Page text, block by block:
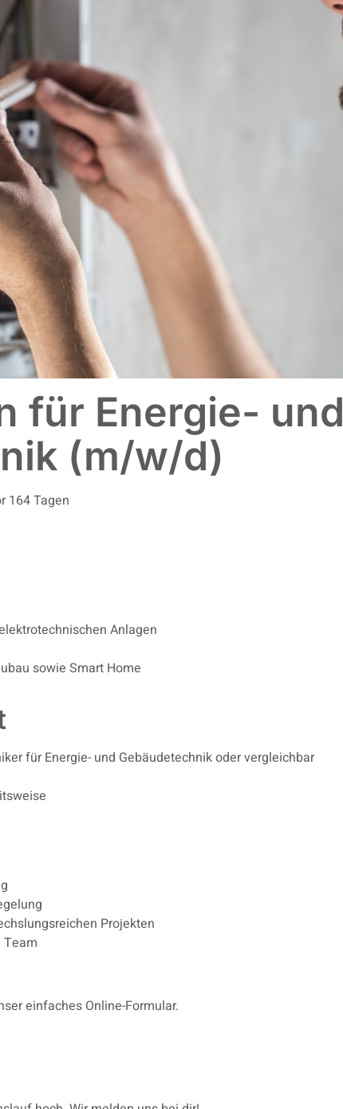
für Energie- und
(m/w/d)
164 Tagen
Anlagen
sowie Smart Home
für Energie- und Gebäudetechnik oder vergleichbar
Projekten
einfaches Online-Formular.